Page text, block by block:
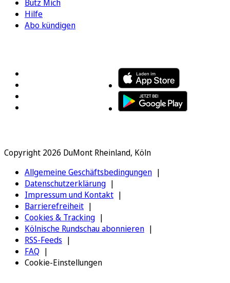
Bütz Mich
Hilfe
Abo kündigen
Copyright 2026 DuMont Rheinland, Köln
Allgemeine Geschäftsbedingungen
Datenschutzerklärung
Impressum und Kontakt
Barrierefreiheit
Cookies & Tracking
Kölnische Rundschau abonnieren
RSS-Feeds
FAQ
Cookie-Einstellungen